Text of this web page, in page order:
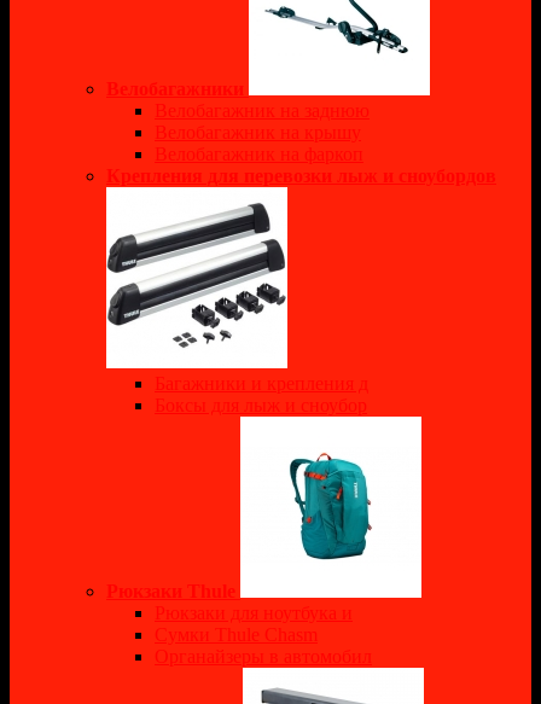
Велобагажники
Велобагажник на заднюю
Велобагажник на крышу
Велобагажник на фаркоп
Крепления для перевозки лыж и сноубордов
Багажники и крепления д
Боксы для лыж и сноубор
Рюкзаки Thule
Рюкзаки для ноутбука и
Сумки Thule Chasm
Органайзеры в автомобил